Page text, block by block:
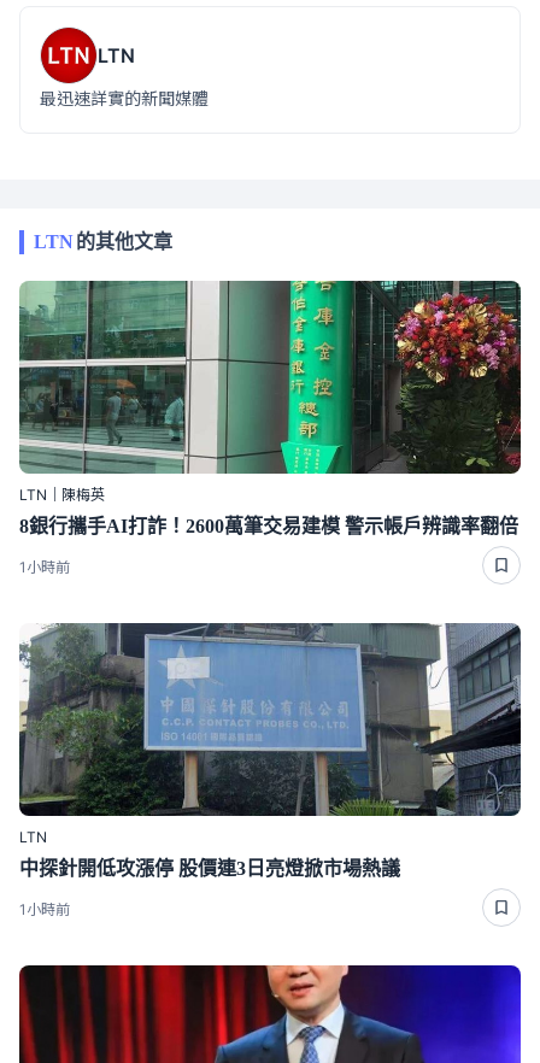
LTN
最迅速詳實的新聞媒體
LTN的其他文章
LTN｜陳梅英
8銀行攜手AI打詐！2600萬筆交易建模 警示帳戶辨識率翻倍
1小時前
LTN
中探針開低攻漲停 股價連3日亮燈掀市場熱議
1小時前